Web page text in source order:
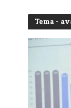
Tema -